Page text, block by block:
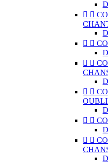
 
 
 
 
 
 